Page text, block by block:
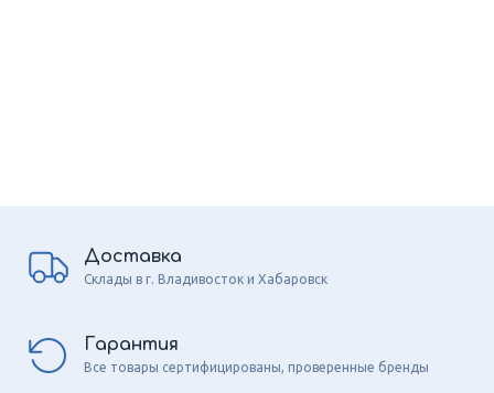
Доставка
Склады в г. Владивосток и Хабаровск
Гарантия
Все товары сертифицированы, проверенные бренды